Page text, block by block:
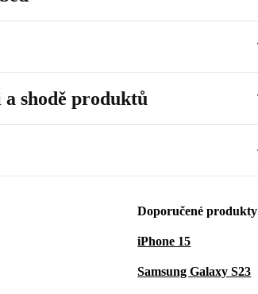
shodě produktů
Doporučené produkty
iPhone 15
Samsung Galaxy S23